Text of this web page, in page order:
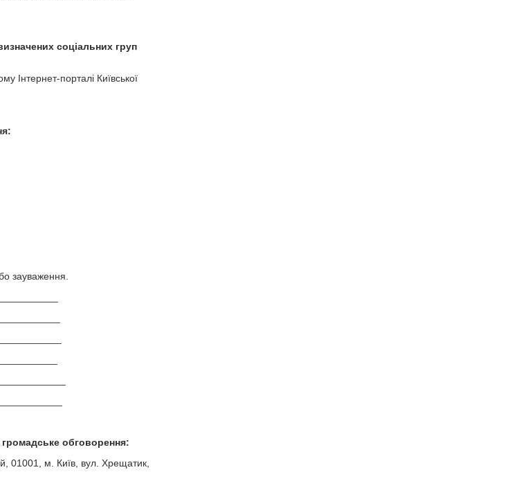
соціальних груп
Інтернет-порталі Київської
зауваження.
обговорення:
01001, м. Київ, вул. Хрещатик,